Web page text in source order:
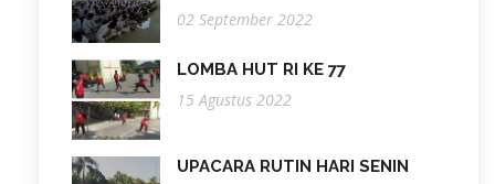
02 September 2022
LOMBA HUT RI KE 77
15 Agustus 2022
UPACARA RUTIN HARI SENIN